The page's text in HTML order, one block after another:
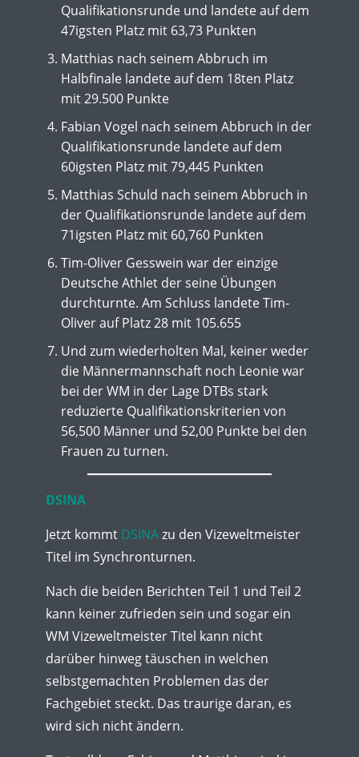
Qualifikationsrunde und landete auf dem
47igsten Platz mit 63,73 Punkten
Matthias nach seinem Abbruch im
Halbfinale landete auf dem 18ten Platz
mit 29.500 Punkte
Fabian Vogel nach seinem Abbruch in der
Qualifikationsrunde landete auf dem
60igsten Platz mit 79,445 Punkten
Matthias Schuld nach seinem Abbruch in
der Qualifikationsrunde landete auf dem
71igsten Platz mit 60,760 Punkten
Tim-Oliver Gesswein war der einzige
Deutsche Athlet der seine Übungen
durchturnte. Am Schluss landete Tim-
Oliver auf Platz 28 mit 105.655
Und zum wiederholten Mal, keiner weder
die Männermannschaft noch Leonie war
bei der WM in der Lage DTBs stark
reduzierte Qualifikationskriterien von
56,500 Männer und 52,00 Punkte bei den
Frauen zu turnen.
DSINA
Jetzt kommt DSINAzu den Vizeweltmeister
Titel im Synchronturnen.
Nach die beiden Berichten Teil 1 und Teil 2
kann keiner zufrieden sein und sogar ein
WM Vizeweltmeister Titel kann nicht
darüber hinweg täuschen in welchen
selbstgemachten Problemen das der
Fachgebiet steckt. Das traurige daran, es
wird sich nicht ändern.